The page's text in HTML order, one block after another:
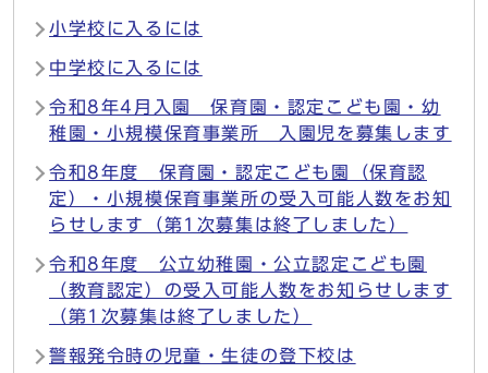
小学校に入るには
中学校に入るには
令和8年4月入園 保育園・認定こども園・幼
稚園・小規模保育事業所 入園児を募集します
令和8年度 保育園・認定こども園（保育認
定）・小規模保育事業所の受入可能人数をお知
らせします（第1次募集は終了しました）
令和8年度 公立幼稚園・公立認定こども園
（教育認定）の受入可能人数をお知らせします
（第1次募集は終了しました）
警報発令時の児童・生徒の登下校は